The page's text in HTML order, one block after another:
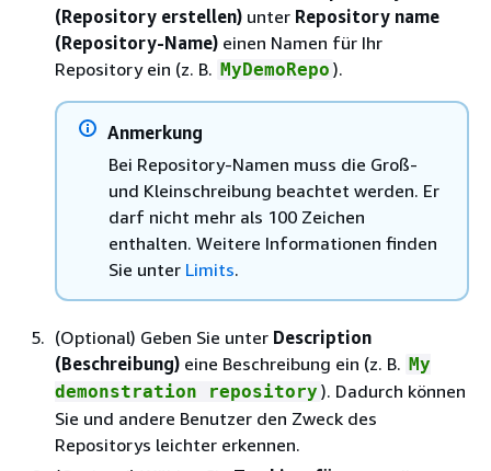
(Repository erstellen) unter Repository name
(Repository-Name) einen Namen für Ihr
Repository ein (z. B. MyDemoRepo ).
Anmerkung
Bei Repository-Namen muss die Groß-
und Kleinschreibung beachtet werden. Er
darf nicht mehr als 100 Zeichen
enthalten. Weitere Informationen finden
Sie unter Limits.
(Optional) Geben Sie unter Description
(Beschreibung) eine Beschreibung ein (z. B. My
demonstration repository ). Dadurch können
Sie und andere Benutzer den Zweck des
Repositorys leichter erkennen.